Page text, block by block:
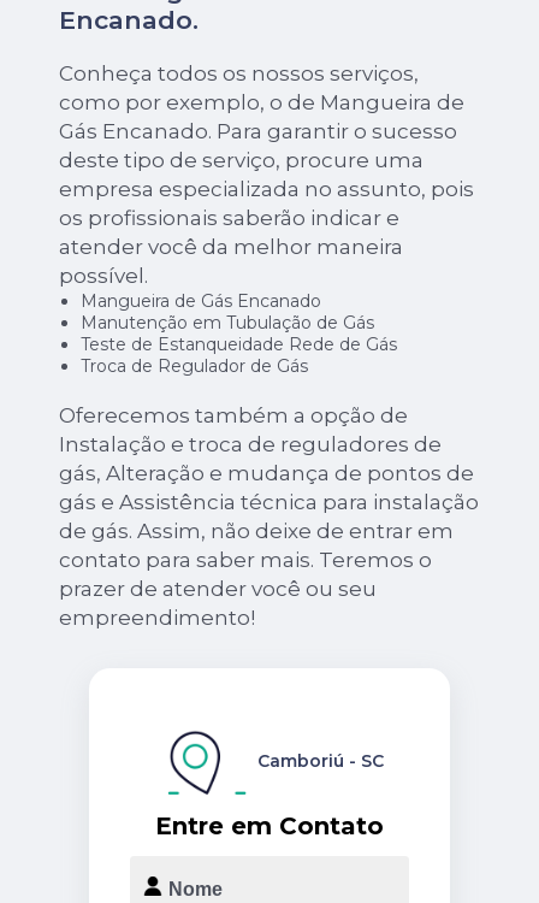
Encanado.
Conheça todos os nossos serviços,
como por exemplo, o de Mangueira de
Gás Encanado. Para garantir o sucesso
deste tipo de serviço, procure uma
empresa especializada no assunto, pois
os profissionais saberão indicar e
atender você da melhor maneira
possível.
Mangueira de Gás Encanado
Manutenção em Tubulação de Gás
Teste de Estanqueidade Rede de Gás
Troca de Regulador de Gás
Oferecemos também a opção de
Instalação e troca de reguladores de
gás, Alteração e mudança de pontos de
gás e Assistência técnica para instalação
de gás. Assim, não deixe de entrar em
contato para saber mais. Teremos o
prazer de atender você ou seu
empreendimento!
Entre em Contato
Camboriú - SC